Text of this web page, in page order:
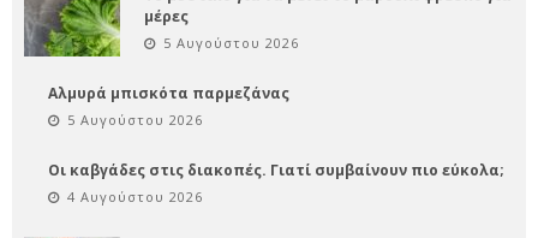
μέρες
5 Αυγούστου 2026
Αλμυρά μπισκότα παρμεζάνας
5 Αυγούστου 2026
Οι καβγάδες στις διακοπές. Γιατί συμβαίνουν πιο εύκολα;
4 Αυγούστου 2026